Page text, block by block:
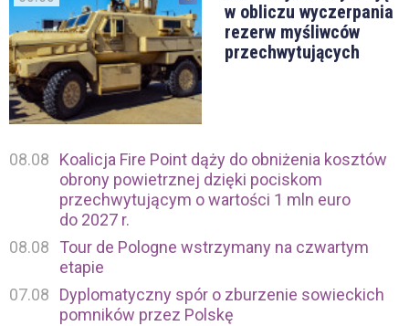
w obliczu wyczerpania
rezerw myśliwców
przechwytujących
08.08
Koalicja Fire Point dąży do obniżenia kosztów
obrony powietrznej dzięki pociskom
przechwytującym o wartości 1 mln euro
do 2027 r.
08.08
Tour de Pologne wstrzymany na czwartym
etapie
07.08
Dyplomatyczny spór o zburzenie sowieckich
pomników przez Polskę